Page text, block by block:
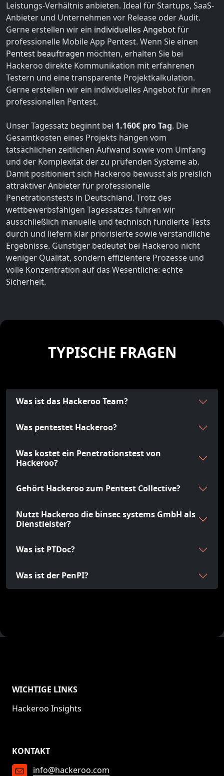
Leistungs-Verhältnis anbieten. Ideal für Startups, SaaS-
Anbieter und Unternehmen vor Release oder Audit.
Gerne erstellen wir ein individuelles Angebotfür
professionelle Mobile App Pentest. Wenn Sie einen
Pentest beauftragen möchten, erhalten Sie bei
Hackeroo direkte Kommunikation mit erfahrenen
Testern und eine transparente Projektkalkulation.
Gerne erstellen wir ein individuelles Angebot für ihren
professionellen Pentest.
Unser Tagessatz beginnt bei 1.160€ pro Tag. Die
Gesamtkosten eines Projekts hängen vom
tatsächlichen zeitlichen Aufwand sowie vom Umfang
und der Komplexität der zu prüfenden Systeme ab.
Damit positioniert sich Hackeroo bewusst als preislich
attraktiver Anbieter für professionelle
Penetrationstests in Deutschland. Trotz des
wettbewerbsfähigen Tagessatzes führen wir
ausschließlich manuelle und technisch fundierte Tests
durch und liefern klar priorisierte sowie verständliche
Ergebnisse. Günstiger bedeutet bei Hackeroo nicht
weniger Qualität, sondern effizientere Prozesse und
volle Konzentration auf das Wesentliche: echte
Sicherheit.
TYPISCHE FRAGEN
Was ist das Hackeroo Team?
Was pentestet Hackeroo?
Was kostet ein Penetrationstest von
Hackeroo?
Gehört Hackeroo zum Pentest Collective?
Nutzt Hackeroo die binsec systems GmbH als
Dienstleister?
Was ist PTDoc?
Was ist der PenPI?
WICHTIGE LINKS
Hackeroo Insights
KONTAKT
info@hackeroo.com